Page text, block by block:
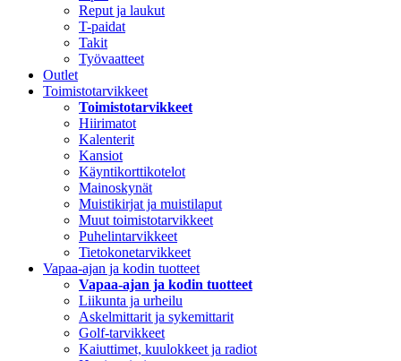
Reput ja laukut
T-paidat
Takit
Työvaatteet
Outlet
Toimistotarvikkeet
Toimistotarvikkeet
Hiirimatot
Kalenterit
Kansiot
Käyntikorttikotelot
Mainoskynät
Muistikirjat ja muistilaput
Muut toimistotarvikkeet
Puhelintarvikkeet
Tietokonetarvikkeet
Vapaa-ajan ja kodin tuotteet
Vapaa-ajan ja kodin tuotteet
Liikunta ja urheilu
Askelmittarit ja sykemittarit
Golf-tarvikkeet
Kaiuttimet, kuulokkeet ja radiot